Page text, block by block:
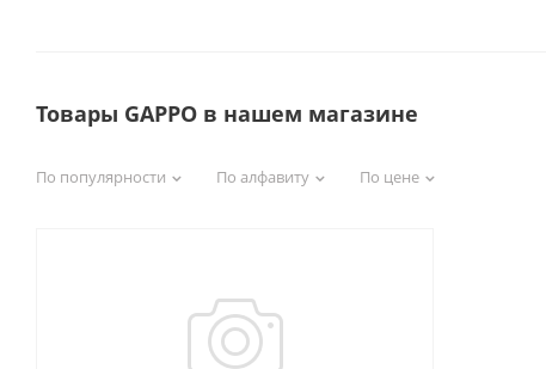
Товары GAPPO в нашем магазине
По популярности По алфавиту По цене